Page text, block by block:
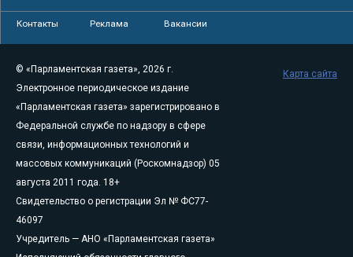
Контакты Реклама Вакансии
© «Парламентская газета», 2026 г.
Электронное периодическое издание
«Парламентская газета» зарегистрировано в
Федеральной службе по надзору в сфере
связи, информационных технологий и
массовых коммуникаций (Роскомнадзор) 05
августа 2011 года. 18+
Свидетельство о регистрации Эл № ФС77-
46097
Учредитель — АНО «Парламентская газета»
Карта сайта